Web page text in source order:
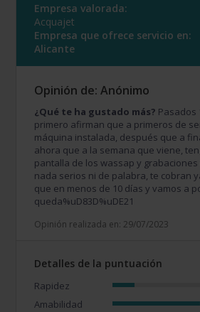
Empresa valorada:
Acquajet
Empresa que ofrece servicio en:
Alicante
Opinión de: Anónimo
¿Qué te ha gustado más? Pasados
primero afirman que a primeros de
máquina instalada, después que a
ahora que a la semana que viene,
pantalla de los wassap y
nada serios ni de palabra, te cobran
que en menos de 10 días y vamos a
queda%uD83D%uDE21
Opinión realizada en: 29/07/2023
Detalles de la puntuación
Rapidez
Amabilidad